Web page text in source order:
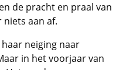
de pracht en praal van
aan af.
neiging naar
in het voorjaar van